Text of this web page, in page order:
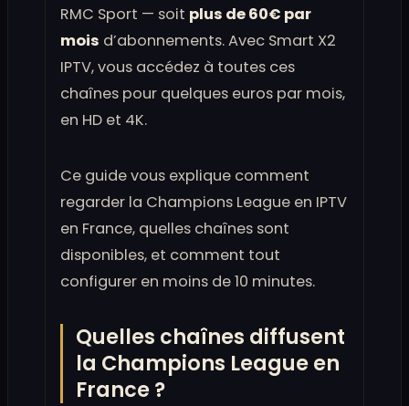
RMC Sport — soit plus de 60€ par
mois d’abonnements. Avec Smart X2
IPTV, vous accédez à toutes ces
chaînes pour quelques euros par mois,
en HD et 4K.
Ce guide vous explique comment
regarder la Champions League en IPTV
en France, quelles chaînes sont
disponibles, et comment tout
configurer en moins de 10 minutes.
Quelles chaînes diffusent
la Champions League en
France ?